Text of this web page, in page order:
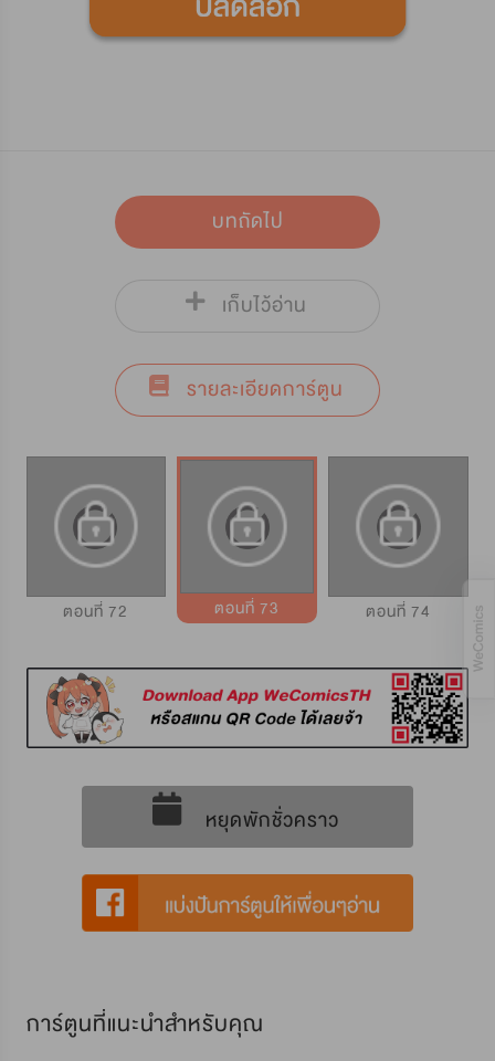
บทถัดไป
เก็บไว้อ่าน
รายละเอียดการ์ตูน
ตอนที่ 72 ตอนที่ 73 ตอนที่ 74
หยุดพักชั่วคราว
การ์ตูนที่แนะนำสำหรับคุณ